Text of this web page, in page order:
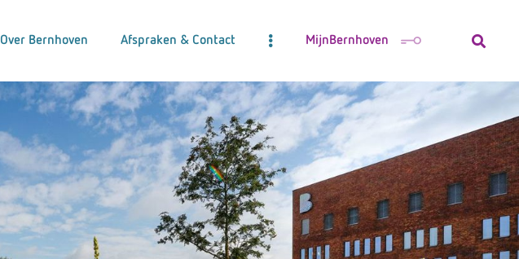
Over Bernhoven Afspraken & Contact MijnBernhoven